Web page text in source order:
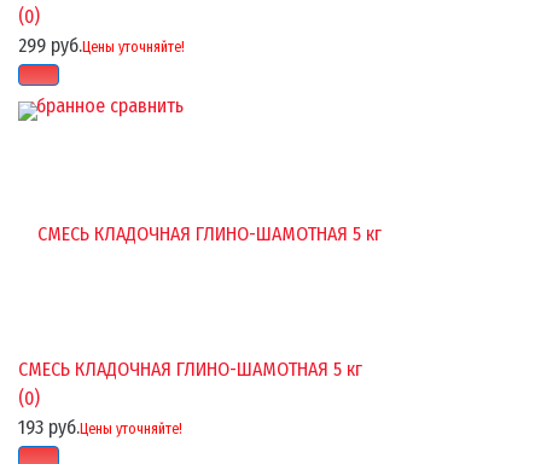
избранное сравнить
(0)
299 руб.Цены уточняйте!
СМЕСЬ КЛАДОЧНАЯ ГЛИНО-ШАМОТНАЯ 5 кг
(0)
193 руб.Цены уточняйте!